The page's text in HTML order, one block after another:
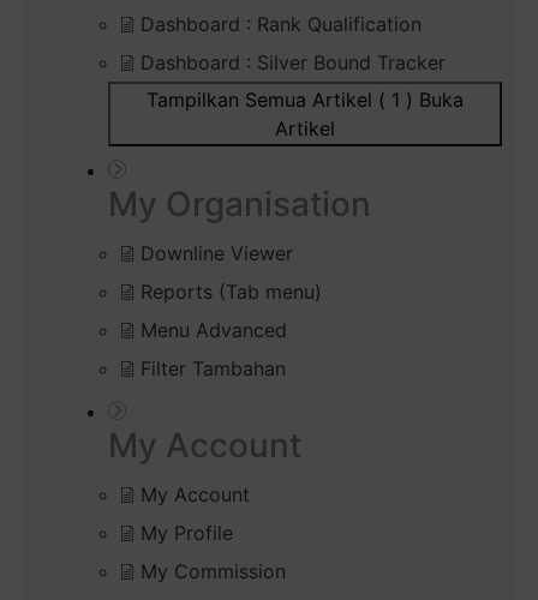
Dashboard : Rank Qualification
Dashboard : Silver Bound Tracker
Tampilkan Semua Artikel ( 1 ) Buka
Artikel
My Organisation
Downline Viewer
Reports (Tab menu)
Menu Advanced
Filter Tambahan
My Account
My Account
My Profile
My Commission